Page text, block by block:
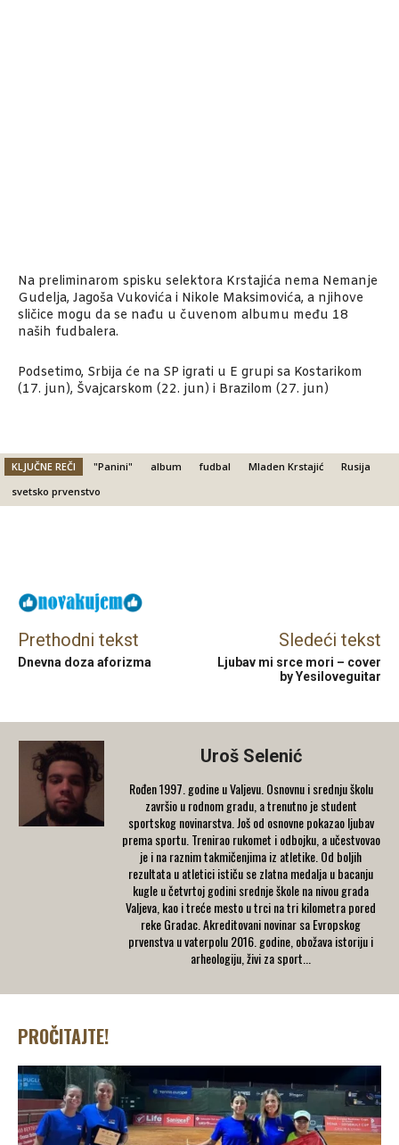
Na preliminarom spisku selektora Krstajića nema Nemanje
Gudelja, Jagoša Vukovića i Nikole Maksimovića, a njihove
sličice mogu da se nađu u čuvenom albumu među 18
naših fudbalera.
Podsetimo, Srbija će na SP igrati u E grupi sa Kostarikom
(17. jun), Švajcarskom (22. jun) i Brazilom (27. jun)
KLJUČNE REČI "Panini" album fudbal Mladen Krstajić
Rusija
svetsko prvenstvo
Prethodni tekst
Dnevna doza aforizma
Sledeći tekst
Ljubav mi srce mori – cover
by Yesiloveguitar
Uroš Selenić
Rođen 1997. godine u Valjevu. Osnovnu i srednju školu
završio u rodnom gradu, a trenutno je student
sportskog novinarstva. Još od osnovne pokazao ljubav
prema sportu. Trenirao rukomet i odbojku, a učestvovao
je i na raznim takmičenjima iz atletike. Od boljih
rezultata u atletici ističu se zlatna medalja u bacanju
kugle u četvrtoj godini srednje škole na nivou grada
Valjeva, kao i treće mesto u trci na tri kilometra pored
reke Gradac. Akreditovani novinar sa Evropskog
prvenstva u vaterpolu 2016. godine, obožava istoriju i
arheologiju, živi za sport...
PROČITAJTE!